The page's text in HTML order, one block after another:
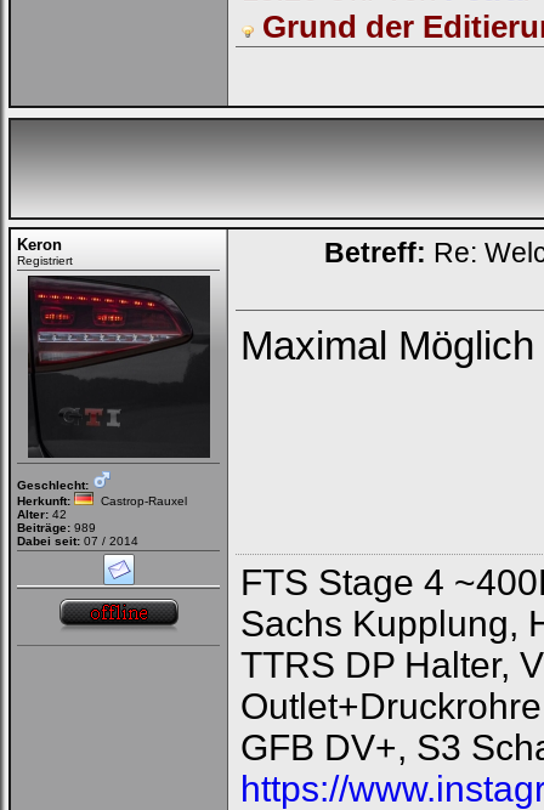
Ich habe mein Passwort
vergessen|Registrieren
Grund der
Keron
Registriert
Geschlecht:
Herkunft:
Castrop-Rauxel
Alter: 42
Beiträge: 989
Dabei seit: 07 / 2014
Betreff: Re:
Maximal
FTS Stage 4
Sachs Kupplung,
TTRS DP Halter,
GFB DV+, S3
https://